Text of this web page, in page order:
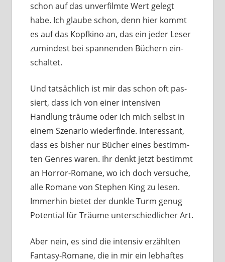
schon auf das unver­film­te Wert gelegt
habe. Ich glau­be schon, denn hier kommt
es auf das Kopfkino an, das ein jeder Leser
zumin­dest bei span­nen­den Büchern ein­
schal­tet.
Und tat­säch­lich ist mir das schon oft pas­
siert, dass ich von einer inten­si­ven
Handlung träu­me oder ich mich selbst in
einem Szenario wie­der­fin­de. Interessant,
dass es bis­her nur Bücher eines bestimm­
ten Genres waren. Ihr denkt jetzt bestimmt
an Horror-Romane, wo ich doch ver­su­che,
alle Romane von Stephen King zu lesen.
Immerhin bie­tet der dunk­le Turm genug
Potential für Träume unter­schied­li­cher Art.
Aber nein, es sind die inten­siv erzähl­ten
Fantasy-Romane, die in mir ein leb­haf­tes